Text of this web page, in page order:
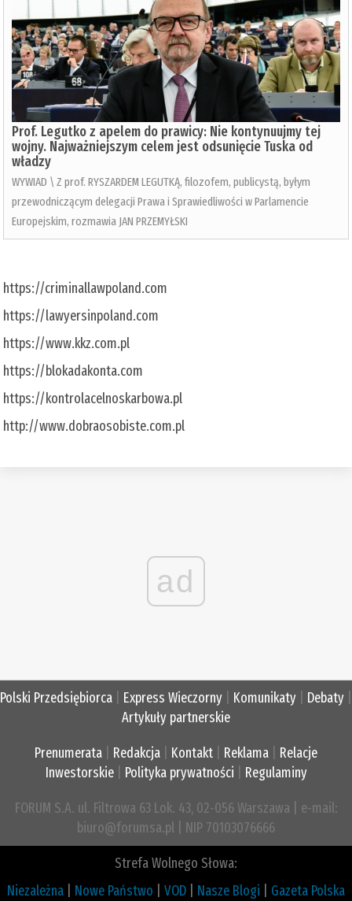
Prof. Legutko z apelem do prawicy: Nie kontynuujmy tej
wojny. Najważniejszym celem jest odsunięcie Tuska od
władzy
WYWIAD \ Z prof. RYSZARDEM LEGUTKĄ, filozofem, publicystą, byłym
przewodniczącym delegacji Prawa i Sprawiedliwości w Parlamencie
Europejskim, rozmawia JAN PRZEMYŁSKI
https://criminallawpoland.com
https://lawyersinpoland.com
https://www.kkz.com.pl
https://blokadakonta.com
https://kontrolacelnoskarbowa.pl
http://www.dobraosobiste.com.pl
ad
Polski Przedsiębiorca Express Wieczorny Komunikaty Debaty
Artykuły partnerskie
Prenumerata Redakcja Kontakt Reklama
Relacje
Inwestorskie| Polityka prywatności Regulaminy
FORUM S.A. ul. Filtrowa 63 Lok. 43, 02-056 Warszawa | e-mail:
biuro@forumsa.pl | NIP 70103076666
Strefa Wolnego Słowa:
Niezależna
Nowe Państwo VOD Nasze Blogi Gazeta Polska